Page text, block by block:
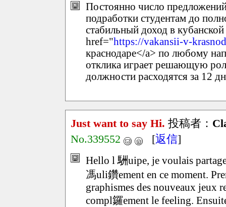
Постоянно число
подработки студентам до
стабильный доход в
href="https://vakansii-v-
краснодаре</a> по любому
отклика играет решающую
должности расходятся за 12
Just want to say Hi. 投稿者：
No.339552
[返信]
Hello l 駲uipe, je voulais
馮uli鑽ement en ce moment.
graphismes des nouveaux jeux
compl鑼ement le feeling.